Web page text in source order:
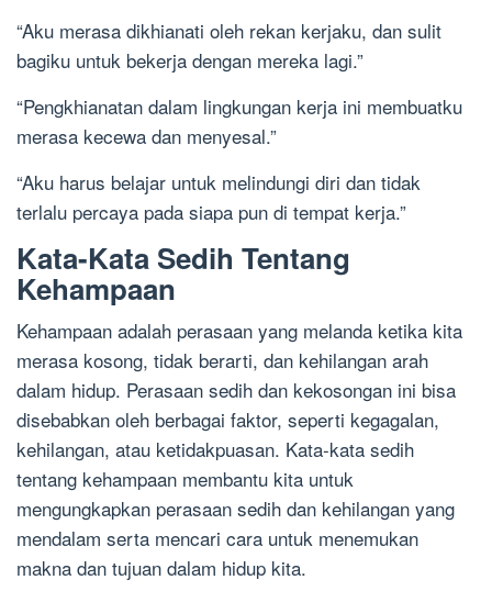
“Aku merasa dikhianati oleh rekan kerjaku, dan sulit
bagiku untuk bekerja dengan mereka lagi.”
“Pengkhianatan dalam lingkungan kerja ini membuatku
merasa kecewa dan menyesal.”
“Aku harus belajar untuk melindungi diri dan tidak
terlalu percaya pada siapa pun di tempat kerja.”
Kata-Kata Sedih Tentang
Kehampaan
Kehampaan adalah perasaan yang melanda ketika kita
merasa kosong, tidak berarti, dan kehilangan arah
dalam hidup. Perasaan sedih dan kekosongan ini bisa
disebabkan oleh berbagai faktor, seperti kegagalan,
kehilangan, atau ketidakpuasan. Kata-kata sedih
tentang kehampaan membantu kita untuk
mengungkapkan perasaan sedih dan kehilangan yang
mendalam serta mencari cara untuk menemukan
makna dan tujuan dalam hidup kita.